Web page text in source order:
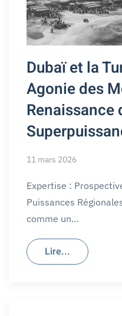
Dubaï et la
Agonie des
Renaissance
11 mars 2026
Expertise :
Puissances
comme un…
Lire...